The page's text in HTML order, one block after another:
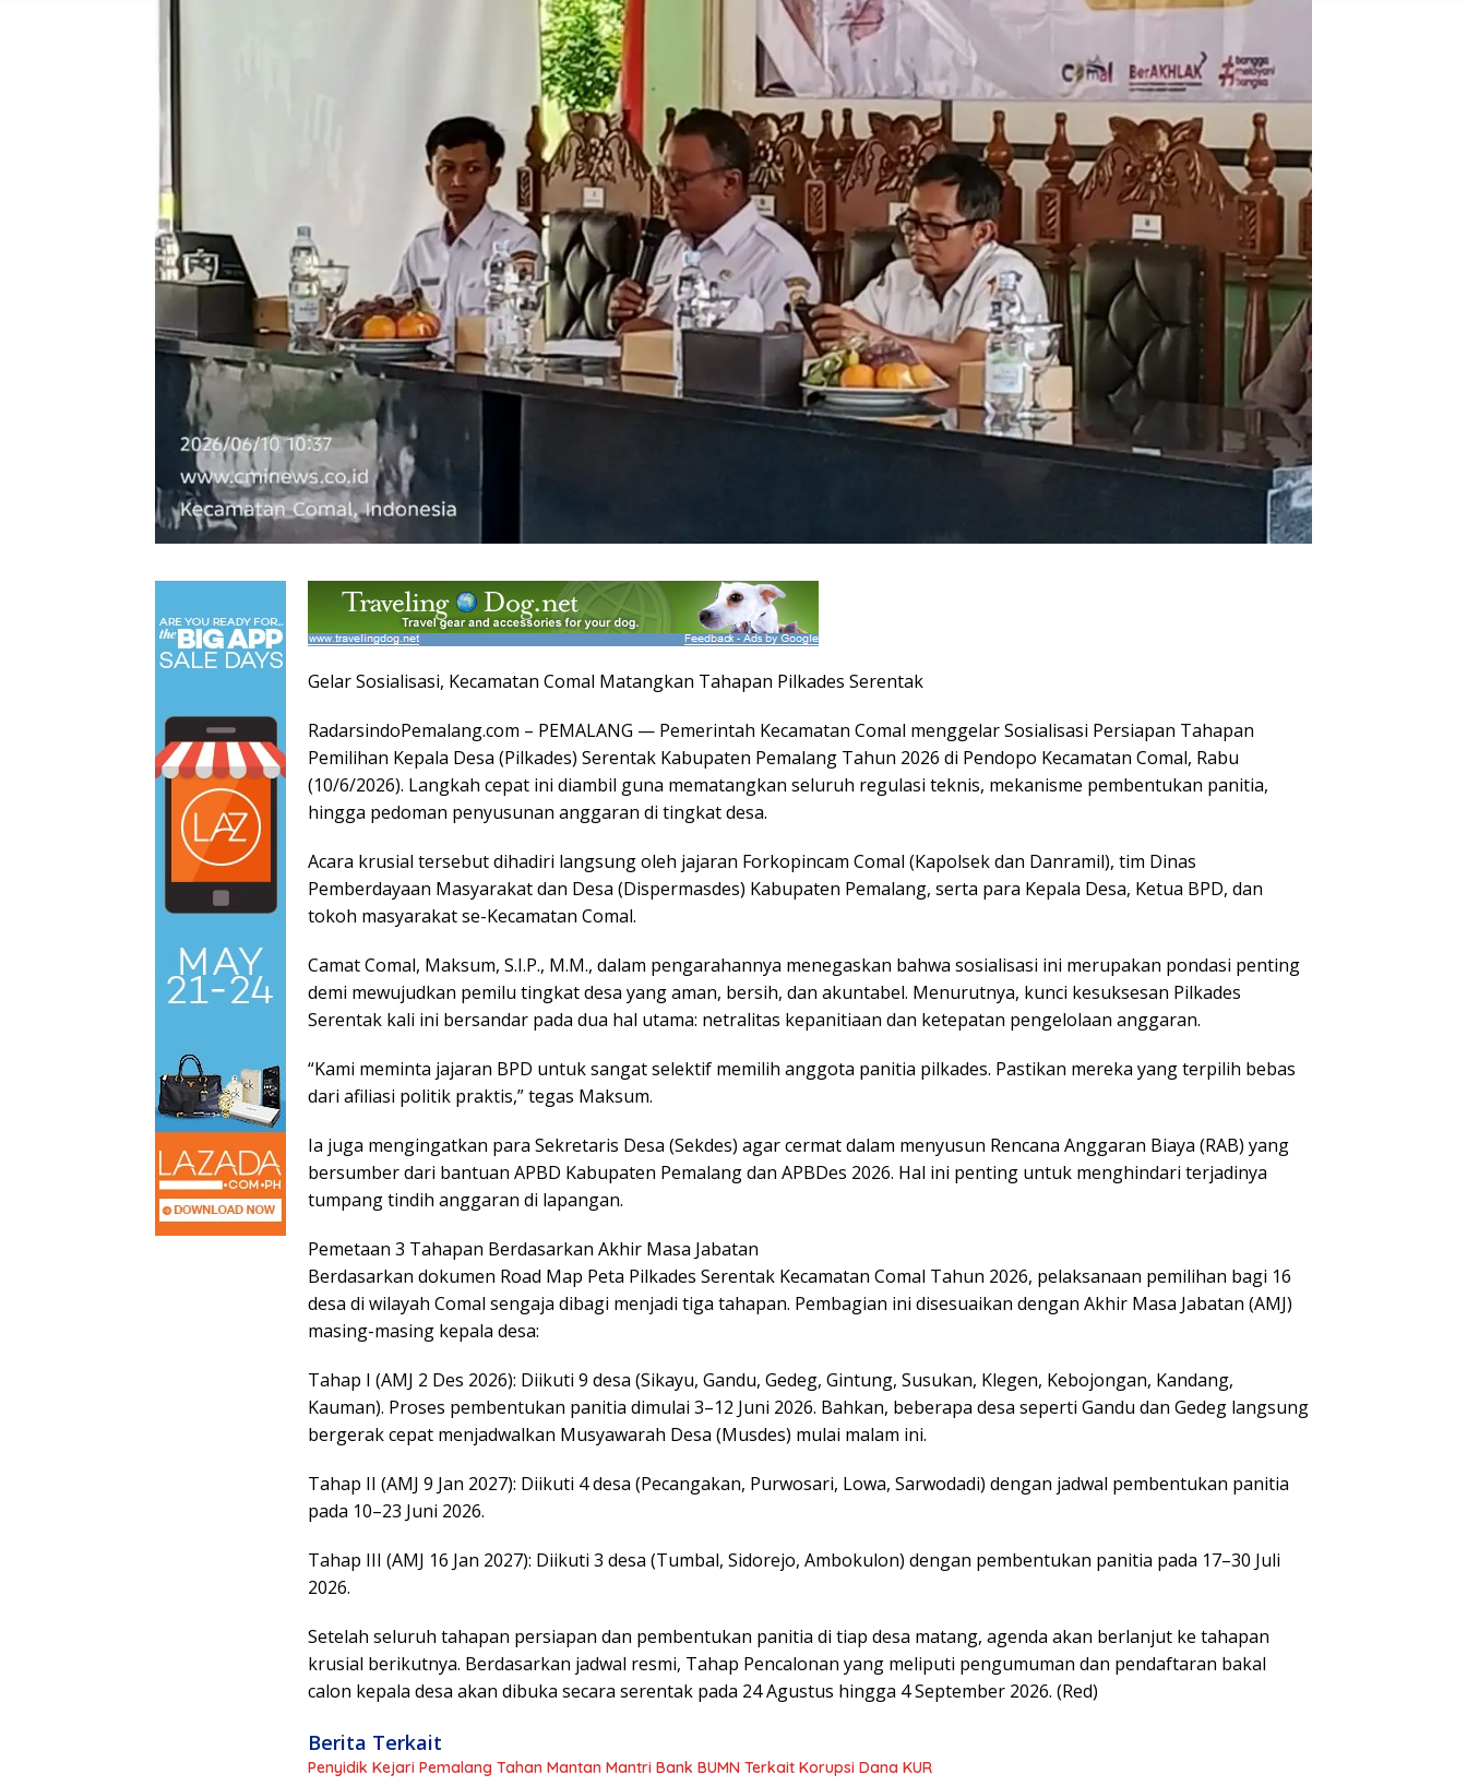
Gelar Sosialisasi, Kecamatan Comal Matangkan Tahapan Pilkades Serentak
RadarsindoPemalang.com – PEMALANG — Pemerintah Kecamatan Comal menggelar Sosialisasi Persiapan Tahapan
Pemilihan Kepala Desa (Pilkades) Serentak Kabupaten Pemalang Tahun 2026 di Pendopo Kecamatan Comal, Rabu
(10/6/2026). Langkah cepat ini diambil guna mematangkan seluruh regulasi teknis, mekanisme pembentukan panitia,
hingga pedoman penyusunan anggaran di tingkat desa.
Acara krusial tersebut dihadiri langsung oleh jajaran Forkopincam Comal (Kapolsek dan Danramil), tim Dinas
Pemberdayaan Masyarakat dan Desa (Dispermasdes) Kabupaten Pemalang, serta para Kepala Desa, Ketua BPD, dan
tokoh masyarakat se-Kecamatan Comal.
Camat Comal, Maksum, S.I.P., M.M., dalam pengarahannya menegaskan bahwa sosialisasi ini merupakan pondasi penting
demi mewujudkan pemilu tingkat desa yang aman, bersih, dan akuntabel. Menurutnya, kunci kesuksesan Pilkades
Serentak kali ini bersandar pada dua hal utama: netralitas kepanitiaan dan ketepatan pengelolaan anggaran.
“Kami meminta jajaran BPD untuk sangat selektif memilih anggota panitia pilkades. Pastikan mereka yang terpilih bebas
dari afiliasi politik praktis,” tegas Maksum.
Ia juga mengingatkan para Sekretaris Desa (Sekdes) agar cermat dalam menyusun Rencana Anggaran Biaya (RAB) yang
bersumber dari bantuan APBD Kabupaten Pemalang dan APBDes 2026. Hal ini penting untuk menghindari terjadinya
tumpang tindih anggaran di lapangan.
Pemetaan 3 Tahapan Berdasarkan Akhir Masa Jabatan
Berdasarkan dokumen Road Map Peta Pilkades Serentak Kecamatan Comal Tahun 2026, pelaksanaan pemilihan bagi 16
desa di wilayah Comal sengaja dibagi menjadi tiga tahapan. Pembagian ini disesuaikan dengan Akhir Masa Jabatan (AMJ)
masing-masing kepala desa:
Tahap I (AMJ 2 Des 2026): Diikuti 9 desa (Sikayu, Gandu, Gedeg, Gintung, Susukan, Klegen, Kebojongan, Kandang,
Kauman). Proses pembentukan panitia dimulai 3–12 Juni 2026. Bahkan, beberapa desa seperti Gandu dan Gedeg langsung
bergerak cepat menjadwalkan Musyawarah Desa (Musdes) mulai malam ini.
Tahap II (AMJ 9 Jan 2027): Diikuti 4 desa (Pecangakan, Purwosari, Lowa, Sarwodadi) dengan jadwal pembentukan panitia
pada 10–23 Juni 2026.
Tahap III (AMJ 16 Jan 2027): Diikuti 3 desa (Tumbal, Sidorejo, Ambokulon) dengan pembentukan panitia pada 17–30 Juli
2026.
Setelah seluruh tahapan persiapan dan pembentukan panitia di tiap desa matang, agenda akan berlanjut ke tahapan
krusial berikutnya. Berdasarkan jadwal resmi, Tahap Pencalonan yang meliputi pengumuman dan pendaftaran bakal
calon kepala desa akan dibuka secara serentak pada 24 Agustus hingga 4 September 2026. (Red)
Berita Terkait
Penyidik Kejari Pemalang Tahan Mantan Mantri Bank BUMN Terkait Korupsi Dana KUR